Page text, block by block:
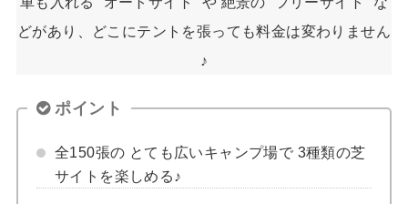
どがあり、どこにテントを張っても料金は変わりません
♪
ポイント
全150張の とても広いキャンプ場で 3種類の芝
サイトを楽しめる♪